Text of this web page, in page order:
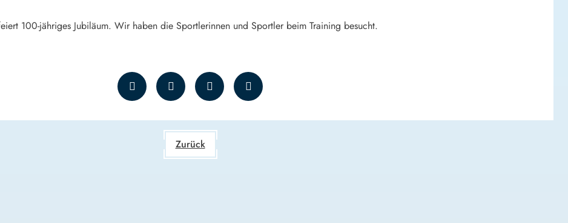
100-jähriges Jubiläum. Wir haben die Sportlerinnen und Sportler beim Training besucht.
Zurück